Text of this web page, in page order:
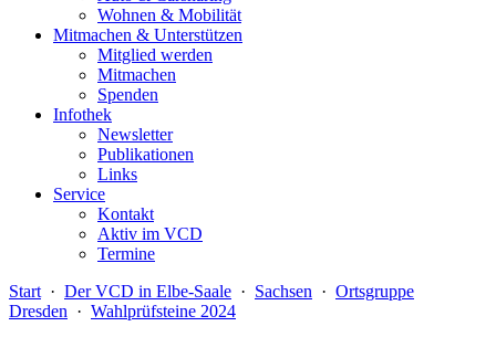
Wohnen & Mobilität
Mitmachen & Unterstützen
Mitglied werden
Mitmachen
Spenden
Infothek
Newsletter
Publikationen
Links
Service
Kontakt
Aktiv im VCD
Termine
Start · Der VCD in Elbe-Saale · Sachsen · Ortsgruppe
Dresden · Wahlprüfsteine 2024